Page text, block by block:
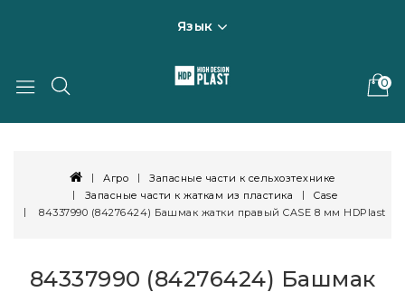
Язык
0
Агро
Запасные части к сельхозтехнике
Запасные части к жаткам из пластика
Case
84337990 (84276424) Башмак жатки правый CASE 8 мм HDPlast
84337990 (84276424) Башмак